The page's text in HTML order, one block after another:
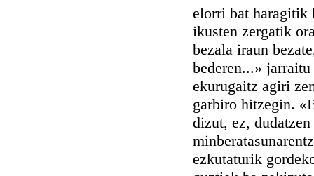
elorri bat haragitik
ikusten zergatik
bezala iraun
bederen...»
ekurugaitz agiri
garbiro hitzegin.
dizut, ez,
ezkutaturik